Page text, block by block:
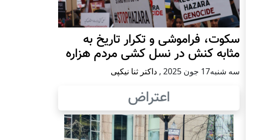
سکوت، فراموشی و تکرار تاريخ به
مثابه کنش در نسل کشی مردم هزاره
سه شنبه17 جون 2025 , داکتر ثنا نیکپی
اعتراض